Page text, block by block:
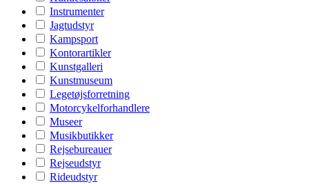
Instrumenter
Jagtudstyr
Kampsport
Kontorartikler
Kunstgalleri
Kunstmuseum
Legetøjsforretning
Motorcykelforhandlere
Museer
Musikbutikker
Rejsebureauer
Rejseudstyr
Rideudstyr